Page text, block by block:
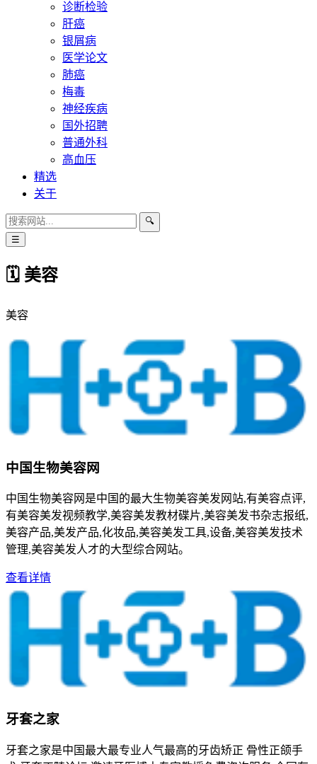
诊断检验
肝癌
银屑病
医学论文
肺癌
梅毒
神经疾病
国外招聘
普通外科
高血压
精选
关于
🔍
☰
🗓 美容
美容
中国生物美容网
中国生物美容网是中国的最大生物美容美发网站,有美容点评,
有美容美发视频教学,美容美发教材碟片,美容美发书杂志报纸,
美容产品,美发产品,化妆品,美容美发工具,设备,美容美发技术
管理,美容美发人才的大型综合网站。
查看详情
牙套之家
牙套之家是中国最大最专业人气最高的牙齿矫正 骨性正颌手